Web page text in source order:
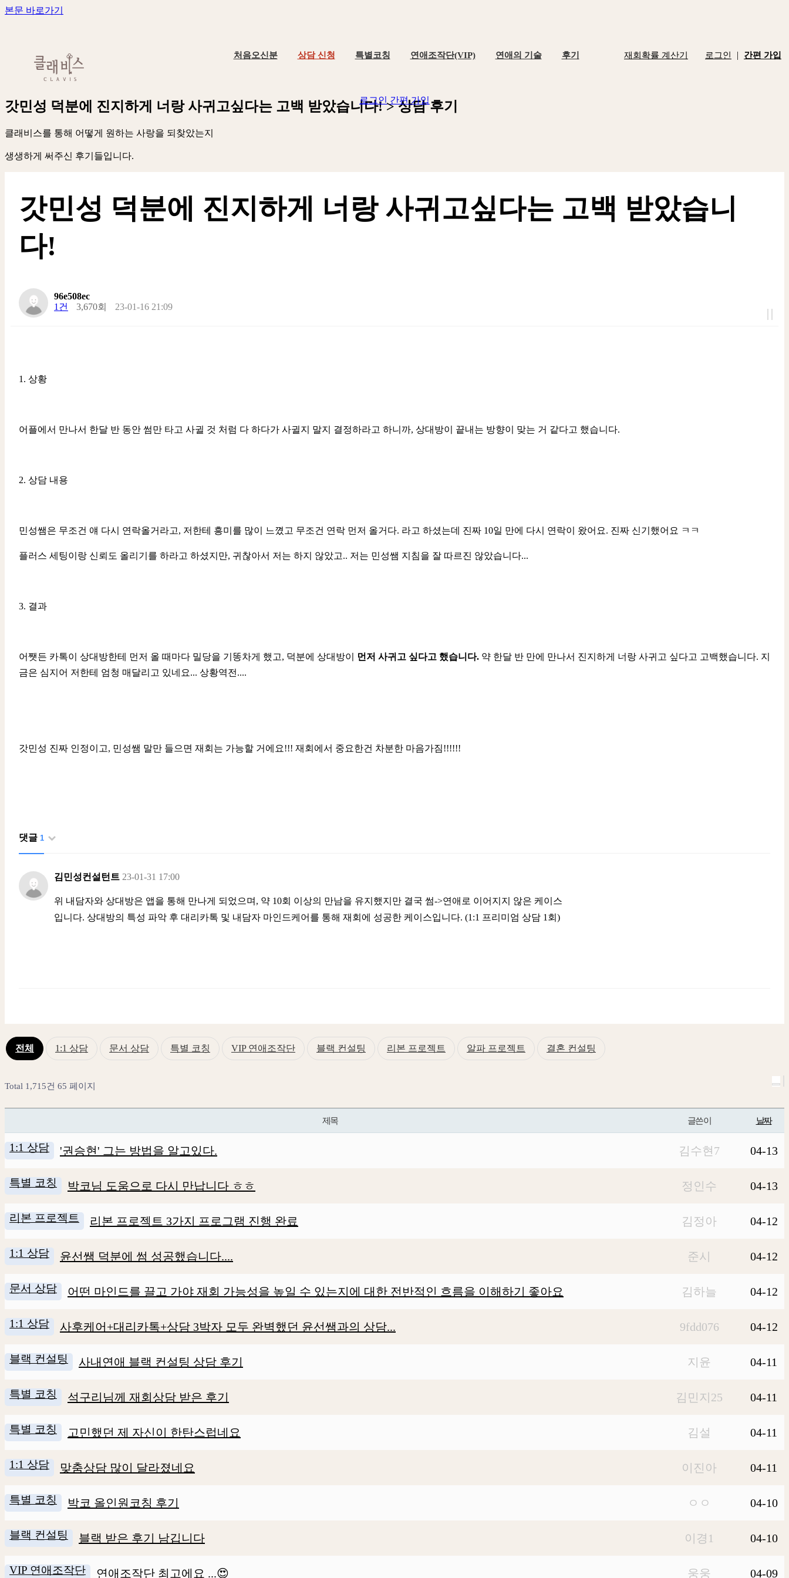
본문 바로가기
재회확률 계산기 로그인 | 간편 가입
처음오신분 상담 신청 특별코칭 연애조작단(VIP) 연애의 기술 후기
로그인 간편 가입
갓민성 덕분에 진지 하게 너 랑 사귀 고싶다는 고백 받았습니다! > 상담 후기
클래 비 스를 통해 어 떻게 원하는 사랑을 되 찾았는지
생생하게 써 주신 후기 들입니 다.
갓민성 덕분에 진지하게 너랑 사귀고싶다는 고백 받았습니
다!
96e508ec
1건
3,670회 23-01-16 21:09
1. 상황
어플에서 만나서 한달 반 동안 썸만 타고 사귈 것 처럼 다 하다가 사귈지 말지 결정하라고 하니까, 상대방이 끝내는 방향이 맞는 거 같다고 했습니다.
2. 상담 내용
민성쌤은 무조건 얘 다시 연락올거라고, 저한테 흥미를 많이 느꼈고 무조건 연락 먼저 올거다. 라고 하셨는데 진짜 10일 만에 다시 연락이 왔어요. 진짜 신기했어요 ㅋㅋ
플러스 세팅이랑 신뢰도 올리기를 하라고 하셨지만, 귀찮아서 저는 하지 않았고.. 저는 민성쌤 지침을 잘 따르진 않았습니다...
3. 결과
어쨋든 카톡이 상대방한테 먼저 올 때마다 밀당을 기똥차게 했고, 덕분에 상대방이 먼저 사귀고 싶다고 했습니다. 약 한달 반 만에 만나서 진지하게 너랑 사귀고 싶다고 고백했습니다. 지
금은 심지어 저한테 엄청 매달리고 있네요... 상황역전....
갓민성 진짜 인정이고, 민성쌤 말만 들으면 재회는 가능할 거에요!!! 재회에서 중요한건 차분한 마음가짐!!!!!!
댓글 1
김민성컨설턴트 23-01-31 17:00
위 내담자와 상대방은 앱을 통해 만나게 되었으며, 약 10회 이상의 만남을 유지했지만 결국 썸->연애로 이어지지 않은 케이스
입니다. 상대방의 특성 파악 후 대리카톡 및 내담자 마인드케어를 통해 재회에 성공한 케이스입니다. (1:1 프리미엄 상담 1회)
전체 1:1 상담 문서 상담 특별 코칭 VIP 연애조작단 블랙 컨설팅 리본 프로젝트 알파 프로젝트 결혼 컨설팅
Total 1,715건 65 페이지
제목 글쓴이 날짜
1:1 상담 '권승현' 그는 방법을 알고있다. 김수현7 04-13
특별 코칭 박코님 도움으로 다시 만납니다 ㅎㅎ 정인수 04-13
리본 프로젝트 리본 프로젝트 3가지 프로그램 진행 완료 김정아 04-12
1:1 상담 윤선쌤 덕분에 썸 성공했습니다.... 준시 04-12
문서 상담 어떤 마인드를 끌고 가야 재회 가능성을 높일 수 있는지에 대한 전반적인 흐름을 이해하기 좋아요 김하늘 04-12
1:1 상담 사후케어+대리카톡+상담 3박자 모두 완벽했던 윤선쌤과의 상담... 9fdd076 04-12
블랙 컨설팅 사내연애 블랙 컨설팅 상담 후기 지윤 04-11
특별 코칭 석구리님께 재회상담 받은 후기 김민지25 04-11
특별 코칭 고민했던 제 자신이 한탄스럽네요 김설 04-11
1:1 상담 맞춤상담 많이 달라졌네요 이진아 04-11
특별 코칭 박코 올인원코칭 후기 ㅇㅇ 04-10
블랙 컨설팅 블랙 받은 후기 남깁니다 이경1 04-10
VIP 연애조작단 연애조작단 최고에요 ...😍 웅웅 04-09